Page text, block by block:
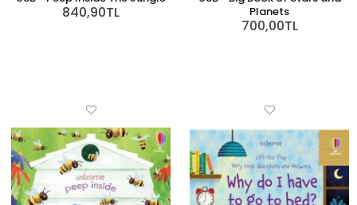
840,90TL
Planets
700,00TL